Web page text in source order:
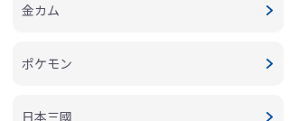
金カム
ポケモン
日本三國